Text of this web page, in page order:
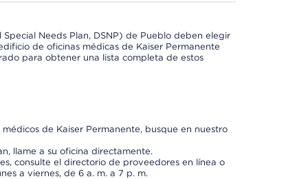
Needs Plan, DSNP) de Pueblo deben elegir
de oficinas médicas de Kaiser Permanente
para obtener una lista completa de estos
de Kaiser Permanente, busque en nuestro
llame a su oficina directamente.
consulte el directorio de proveedores en línea o
a viernes, de 6 a. m. a 7 p. m.